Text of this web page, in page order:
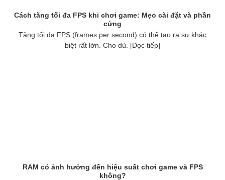
Cách tăng tối đa FPS khi chơi game: Mẹo cài đặt và phần
cứng
Tăng tối đa FPS (frames per second) có thể tạo ra sự khác
biệt rất lớn. Cho dù. [Đọc tiếp]
RAM có ảnh hưởng đến hiệu suất chơi game và FPS
không?